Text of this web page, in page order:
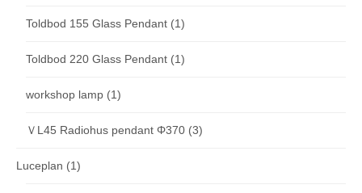
Toldbod 155 Glass Pendant (1)
Toldbod 220 Glass Pendant (1)
workshop lamp (1)
ＶL45 Radiohus pendant Φ370 (3)
Luceplan (1)